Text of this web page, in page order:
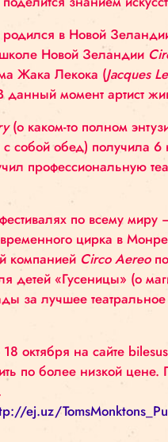
артист примет
жизни артиста-
в Риге
поделится
театра, родился
цирковой школе
актера и мима Жака
В данный
Stationery(о каком-
взятый с собой
получил
раз на
современного
цирковой